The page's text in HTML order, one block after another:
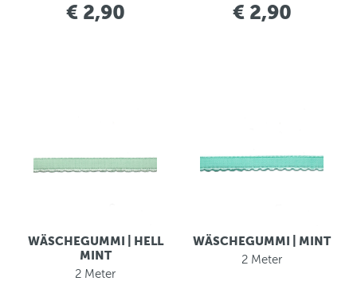
€ 2,90 € 2,90
WÄSCHEGUMMI | HELL
MINT
2 Meter
WÄSCHEGUMMI | MINT
2 Meter